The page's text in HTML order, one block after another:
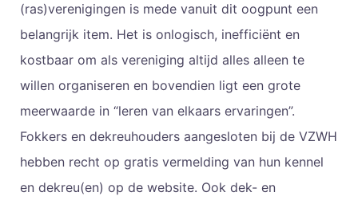
(ras)verenigingen is mede vanuit dit oogpunt een
belangrijk item. Het is onlogisch, inefficiënt en
kostbaar om als vereniging altijd alles alleen te
willen organiseren en bovendien ligt een grote
meerwaarde in “leren van elkaars ervaringen”.
Fokkers en dekreuhouders aangesloten bij de VZWH
hebben recht op gratis vermelding van hun kennel
en dekreu(en) op de website. Ook dek- en